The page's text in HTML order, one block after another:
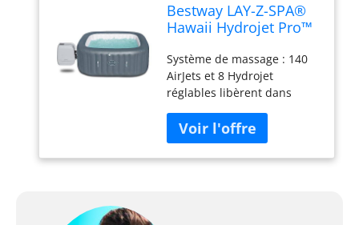
Bestway LAY-Z-SPA®
Hawaii Hydrojet Pro™
personnes
Système de massage : 140
AirJets et 8 Hydrojet
réglables libèrent dans
enveloppe d’un bain
bouillonnant et apaisant :
une véritable séance de